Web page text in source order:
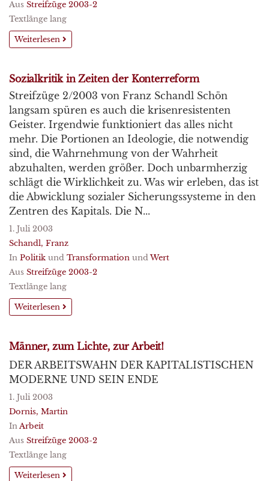
Aus Streifzüge 2003-2
Textlänge lang
Weiterlesen
Sozialkritik in Zeiten der Konterreform
Streifzüge 2/2003 von Franz Schandl Schön
langsam spüren es auch die krisenresistenten
Geister. Irgendwie funktioniert das alles nicht
mehr. Die Portionen an Ideologie, die notwendig
sind, die Wahrnehmung von der Wahrheit
abzuhalten, werden größer. Doch unbarmherzig
schlägt die Wirklichkeit zu. Was wir erleben, das ist
die Abwicklung sozialer Sicherungssysteme in den
Zentren des Kapitals. Die N...
1. Juli 2003
Schandl, Franz
In Politik und Transformation undWert
Aus Streifzüge 2003-2
Textlänge lang
Weiterlesen
Männer, zum Lichte, zur Arbeit!
DER ARBEITSWAHN DER KAPITALISTISCHEN
MODERNE UND SEIN ENDE
1. Juli 2003
Dornis, Martin
In Arbeit
Aus Streifzüge 2003-2
Textlänge lang
Weiterlesen